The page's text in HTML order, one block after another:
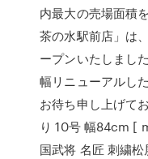
内最大の売場面積
茶の水駅前店」は
ープンいたしまし
幅リニューアルし
お待ち申し上げて
り 10号 幅84cm [
国武将 名匠 刺繍